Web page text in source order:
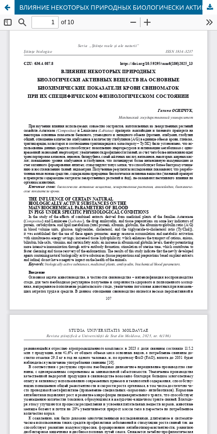
ВЛИЯНИЕ НЕКОТОРЫХ ПРИРОДНЫХ БИОЛОГИЧЕСКИ АКТИВНЫХ ВЕЩЕСТВ НА ОСНОВНЫЕ БИОХИМИЧЕСКИЕ ПОКАЗАТЕЛИ КРОВИ СВИНОМАТОК ПРИ ИХ СПЕЦИФИЧЕСКОМ ФИЗИОЛОГИЧЕСКОМ СОСТОЯНИИ